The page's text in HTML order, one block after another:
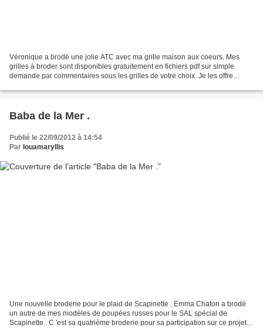
Véronique a brodé une jolie ATC avec ma grille maison aux coeurs. Mes
grilles à broder sont disponibles gratuitement en fichiers pdf sur simple
demande par commentaires sous les grilles de votre choix. Je les offre
Baba de la Mer .
Publié le 22/09/2012 à 14:54
Par louamaryllis
Une nouvelle broderie pour le plaid de Scapinette . Emma Chaton a brodé
un autre de mes modèles de poupées russes pour le SAL spécial de
Scapinette . C 'est sa quatrième broderie pour sa participation sur ce projet .